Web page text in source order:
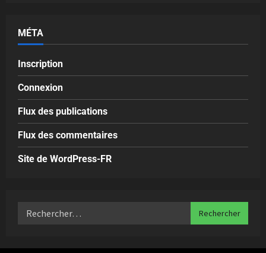
MÉTA
Inscription
Connexion
Flux des publications
Flux des commentaires
Site de WordPress-FR